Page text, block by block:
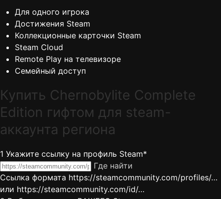
Для одного игрока
Достижения Steam
Коллекционные карточки Steam
Steam Cloud
Remote Play на телевизоре
Семейный доступ
Купить Chernobylite Complete
Edition гифтом для steam-
аккаунта региона
1 Укажите ссылку на профиль Steam*
Где найти
Ссылка формата https://steamcommunity.com/profiles/…
или https://steamcommunity.com/id/…